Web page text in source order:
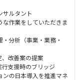
サルタント
作業をしていただきま
・分析（事業・業務・
、改善案の提案
行支援時のブリッジ
ンの日本導入を推進マネ